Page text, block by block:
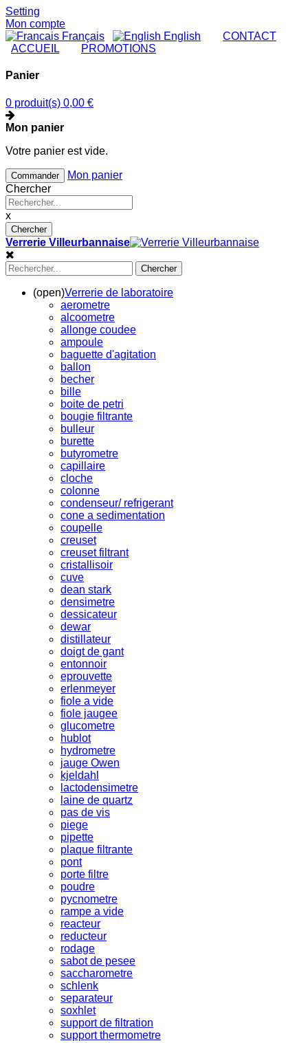
Setting
Mon compte
Français
English CONTACT
ACCUEIL
PROMOTIONS
Panier
0 produit(s) 0,00 €
Mon panier
Votre panier est vide.
Commander
Mon panier
Chercher
x
Chercher
Verrerie Villeurbannaise
Chercher
(open)Verrerie de laboratoire
aerometre
alcoometre
allonge coudee
ampoule
baguette d'agitation
ballon
becher
bille
boite de petri
bougie filtrante
bulleur
burette
butyrometre
capillaire
cloche
colonne
condenseur/ refrigerant
cone a sedimentation
coupelle
creuset
creuset filtrant
cristallisoir
cuve
dean stark
densimetre
dessicateur
dewar
distillateur
doigt de gant
entonnoir
eprouvette
erlenmeyer
fiole a vide
fiole jaugee
glucometre
hublot
hydrometre
jauge Owen
kjeldahl
lactodensimetre
laine de quartz
pas de vis
piege
pipette
plaque filtrante
pont
porte filtre
poudre
pycnometre
rampe a vide
reacteur
reducteur
rodage
sabot de pesee
saccharometre
schlenk
separateur
soxhlet
support de filtration
support thermometre